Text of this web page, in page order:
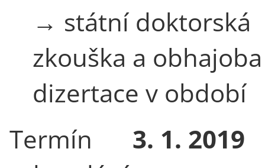
→ státní doktorská
zkouška a obhajoba
dizertace v období
Termín
3. 1. 2019